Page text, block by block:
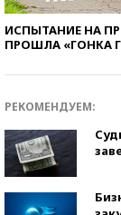
ИСПЫТАНИЕ НА
ПРОШЛА «ГОНКА
РЕКОМЕНДУЕМ: